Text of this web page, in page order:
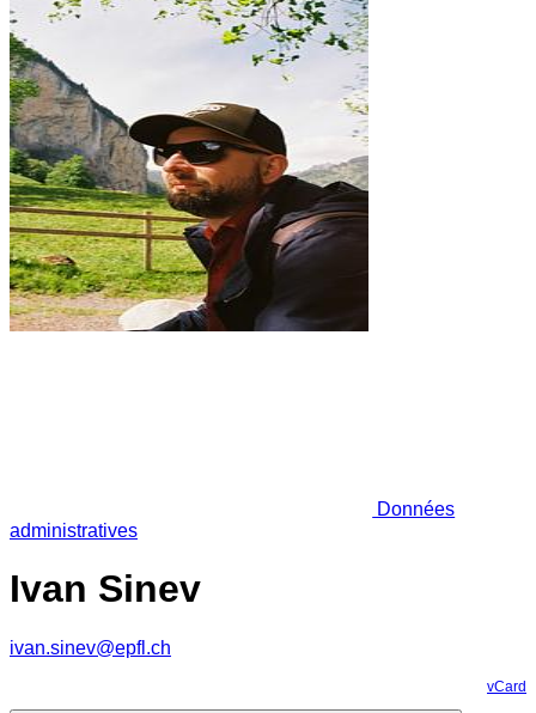
Données
administratives
Ivan Sinev
ivan.sinev@epfl.ch
vCard